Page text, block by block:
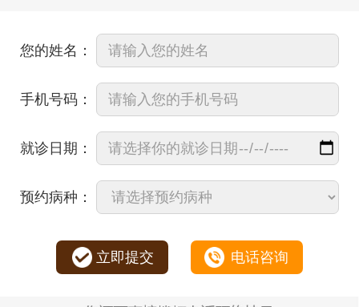
您的姓名：
手机号码：
就诊日期：
预约病种：
立即提交 电话咨询